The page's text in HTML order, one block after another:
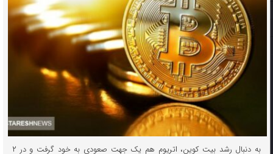
به دنبال رشد بیت کوین، اتریوم هم یک جهت صعودی به خود گرفت و در ۲